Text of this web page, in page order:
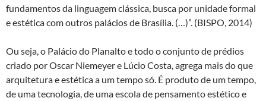
fundamentos da linguagem clássica, busca por unidade formal
e estética com outros palácios de Brasília. (…)”. (BISPO, 2014)
Ou seja, o Palácio do Planalto e todo o conjunto de prédios
criado por Oscar Niemeyer e Lúcio Costa, agrega mais do que
arquitetura e estética a um tempo só. É produto de um tempo,
de uma tecnologia, de uma escola de pensamento estético e